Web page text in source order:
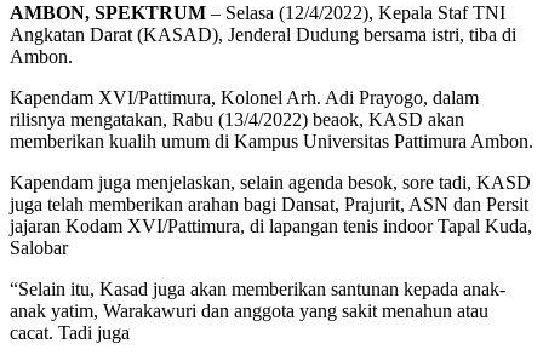
AMBON, SPEKTRUM – Selasa (12/4/2022), Kepala Staf TNI
Angkatan Darat (KASAD), Jenderal Dudung bersama istri, tiba di
Ambon.
Kapendam XVI/Pattimura, Kolonel Arh. Adi Prayogo, dalam
rilisnya mengatakan, Rabu (13/4/2022) beaok, KASD akan
memberikan kualih umum di Kampus Universitas Pattimura Ambon.
Kapendam juga menjelaskan, selain agenda besok, sore tadi, KASD
juga telah memberikan arahan bagi Dansat, Prajurit, ASN dan Persit
jajaran Kodam XVI/Pattimura, di lapangan tenis indoor Tapal Kuda,
Salobar
“Selain itu, Kasad juga akan memberikan santunan kepada anak-
anak yatim, Warakawuri dan anggota yang sakit menahun atau
cacat. Tadi juga